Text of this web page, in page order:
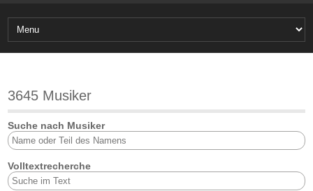
3645 Musiker
Suche nach Musiker
Volltextrecherche